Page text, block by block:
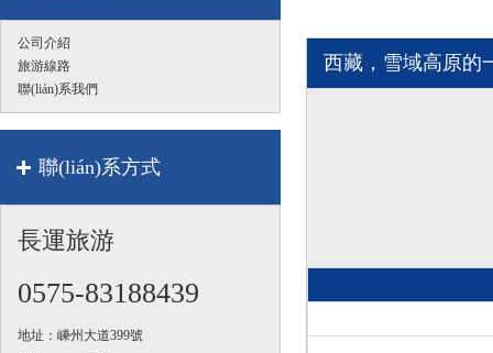
公司介紹
旅游線路
聯(lián)系我們
聯(lián)系方式
長運旅游
0575-83188439
地址：嵊州大道399號
西藏，雪域高原